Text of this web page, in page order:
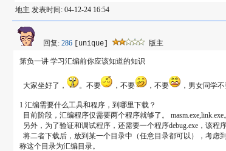
地主 发表时间: 04-12-24 16:54
回复: 286 [unique] 版主
第负一讲 学习汇编前你应该知道的知识
大家坐好了， 。不要 ，不要 ，不要 ，男女同学
1 汇编需要什么工具和程序，到哪里下载？
目前阶段，汇编程序仅需要两个程序就够了。
另外，为了验证和调试程序，还需要一个程序debug.exe，该程
将二者下载后，放到某一个目录中（任意目录都可以），考虑
称这个目录为汇编目录。